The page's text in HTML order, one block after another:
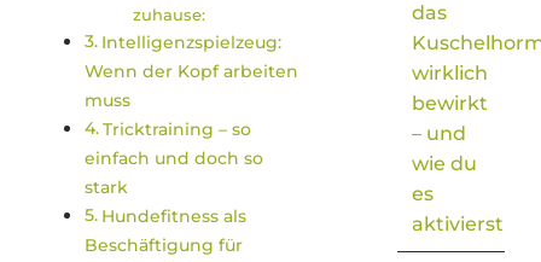
zuhause:
Intelligenzspielzeug:
Wenn der Kopf arbeiten
muss
Tricktraining – so
einfach und doch so
stark
Hundefitness als
Beschäftigung für
das
wirklich
bewirkt
– und
wie du
es
aktivierst